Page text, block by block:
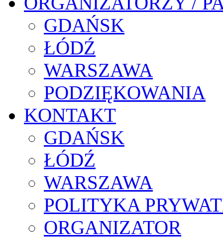
GDAŃSK
ŁÓDŹ
WARSZAWA
PODZIĘKOWANIA
KONTAKT
GDAŃSK
ŁÓDŹ
WARSZAWA
POLITYKA
ORGANIZATOR